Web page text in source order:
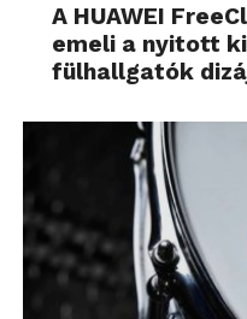
A HUAWEI
emeli a nyitott
fülhallgatók